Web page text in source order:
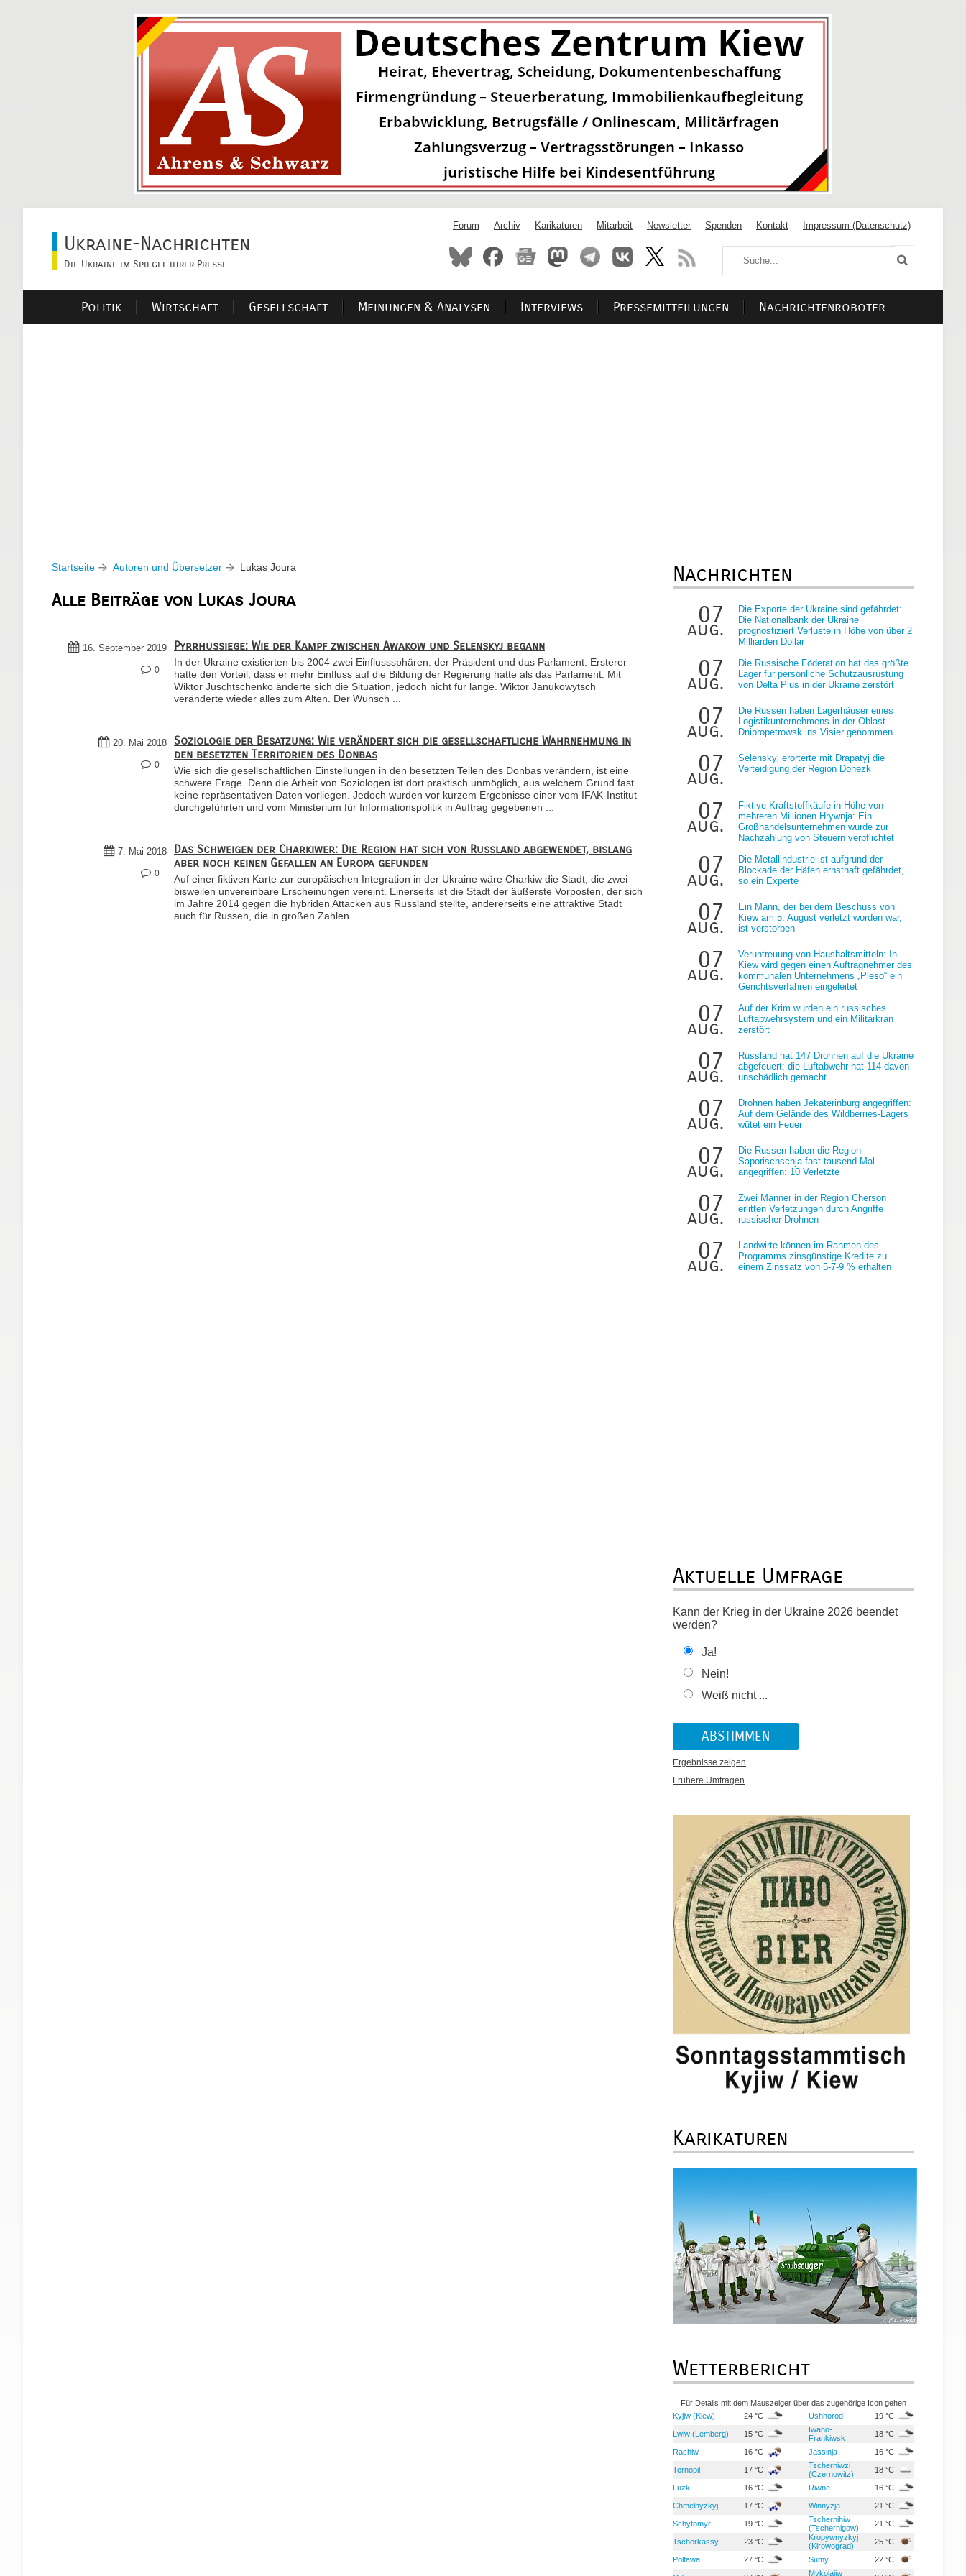
Ukraine-Nachrichten
Die Ukraine im Spiegel ihrer Presse
Forum Archiv Karikaturen Mitarbeit Newsletter Spenden Kontakt Impressum (Datenschutz)
Politik Wirtschaft Gesellschaft Meinungen & Analysen Interviews Pressemitteilungen Nachrichtenroboter
Startseite Autoren und Übersetzer Lukas Joura
Alle Beiträge von Lukas Joura
16. September 2019
0
Pyrrhussiege: Wie der Kampf zwischen Awakow und Selenskyj begann
In der Ukraine existierten bis 2004 zwei Einflusssphären: der Präsident und das Parlament. Ersterer
hatte den Vorteil, dass er mehr Einfluss auf die Bildung der Regierung hatte als das Parlament. Mit
Wiktor Juschtschenko änderte sich die Situation, jedoch nicht für lange. Wiktor Janukowytsch
veränderte wieder alles zum Alten. Der Wunsch ...
20. Mai 2018
0
Soziologie der Besatzung: Wie verändert sich die gesellschaftliche Wahrnehmung in
den besetzten Territorien des Donbas
Wie sich die gesellschaftlichen Einstellungen in den besetzten Teilen des Donbas verändern, ist eine
schwere Frage. Denn die Arbeit von Soziologen ist dort praktisch unmöglich, aus welchem Grund fast
keine repräsentativen Daten vorliegen. Jedoch wurden vor kurzem Ergebnisse einer vom IFAK-Institut
durchgeführten und vom Ministerium für Informationspolitik in Auftrag gegebenen ...
7. Mai 2018
0
Das Schweigen der Charkiwer: Die Region hat sich von Russland abgewendet, bislang
aber noch keinen Gefallen an Europa gefunden
Auf einer fiktiven Karte zur europäischen Integration in der Ukraine wäre Charkiw die Stadt, die zwei
bisweilen unvereinbare Erscheinungen vereint. Einerseits ist die Stadt der äußerste Vorposten, der sich
im Jahre 2014 gegen die hybriden Attacken aus Russland stellte, andererseits eine attraktive Stadt
auch für Russen, die in großen Zahlen ...
Nachrichten
07
aug.
Die Exporte der Ukraine sind gefährdet:
Die Nationalbank der Ukraine
prognostiziert Verluste in Höhe von über 2
Milliarden Dollar
07
aug.
Die Russische Föderation hat das größte
Lager für persönliche Schutzausrüstung
von Delta Plus in der Ukraine zerstört
07
aug.
Die Russen haben Lagerhäuser eines
Logistikunternehmens in der Oblast
Dnipropetrowsk ins Visier genommen
07
aug.
Selenskyj erörterte mit Drapatyj die
Verteidigung der Region Donezk
07
aug.
Fiktive Kraftstoffkäufe in Höhe von
mehreren Millionen Hrywnja: Ein
Großhandelsunternehmen wurde zur
Nachzahlung von Steuern verpflichtet
07
aug.
Die Metallindustrie ist aufgrund der
Blockade der Häfen ernsthaft gefährdet,
so ein Experte
07
aug.
Ein Mann, der bei dem Beschuss von
Kiew am 5. August verletzt worden war,
ist verstorben
07
aug.
Veruntreuung von Haushaltsmitteln: In
Kiew wird gegen einen Auftragnehmer des
kommunalen Unternehmens „Pleso“ ein
Gerichtsverfahren eingeleitet
07
aug.
Auf der Krim wurden ein russisches
Luftabwehrsystem und ein Militärkran
zerstört
07
aug.
Russland hat 147 Drohnen auf die Ukraine
abgefeuert; die Luftabwehr hat 114 davon
unschädlich gemacht
07
aug.
Drohnen haben Jekaterinburg angegriffen:
Auf dem Gelände des Wildberries-Lagers
wütet ein Feuer
07
aug.
Die Russen haben die Region
Saporischschja fast tausend Mal
angegriffen: 10 Verletzte
07
aug.
Zwei Männer in der Region Cherson
erlitten Verletzungen durch Angriffe
russischer Drohnen
07
aug.
Landwirte können im Rahmen des
Programms zinsgünstige Kredite zu
einem Zinssatz von 5-7-9 % erhalten
Aktuelle Umfrage
Kann der Krieg in der Ukraine 2026 beendet
werden?
Ja!
Nein!
Weiß nicht ...
Ergebnisse zeigen
Frühere Umfragen
Karikaturen
Wetterbericht
Für Details mit dem Mauszeiger über das zugehörige Icon gehen
Kyjiw (Kiew)
24 °C Ushhorod 19 °C
Lwiw (Lemberg) 15 °C
Iwano-
Frankiwsk
18 °C
Rachiw 16 °C Jassinja 16 °C
Ternopil 17 °C
Tscherniwzi
(Czernowitz)
18 °C
Luzk 16 °C Riwne 16 °C
Chmelnyzkyj 17 °C Winnyzja 21 °C
Schytomyr 19 °C
Tschernihiw
(Tschernigow)
21 °C
Tscherkassy 23 °C
Kropywnyzkyj
(Kirowograd)
25 °C
Poltawa 27 °C Sumy 22 °C
Mykolajiw